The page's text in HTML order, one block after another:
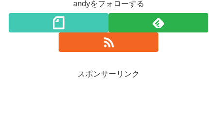
andyをフォローする
スポンサーリンク